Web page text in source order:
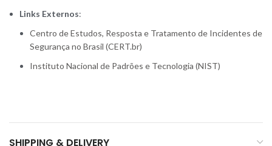
Links Externos:
Centro de Estudos, Resposta e Tratamento de Incidentes de
Segurança no Brasil (CERT.br)
Instituto Nacional de Padrões e Tecnologia (NIST)
SHIPPING & DELIVERY